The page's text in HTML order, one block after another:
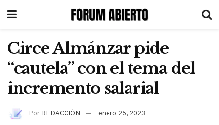
Circe Almánzar pide
“cautela” con el tema del
incremento salarial
Por REDACCIÓN enero 25, 2023